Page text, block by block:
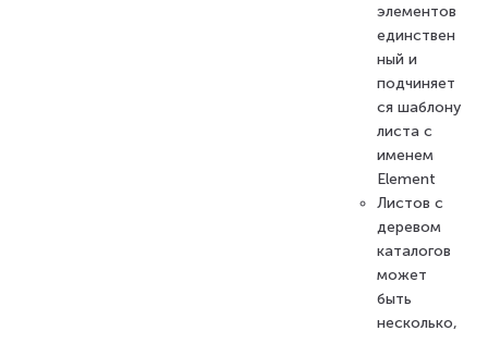
элементов
единствен
ный и
подчиняет
ся шаблону
листа с
именем
Element
Листов с
деревом
каталогов
может
быть
несколько,